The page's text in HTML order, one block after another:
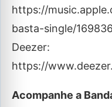
https://
basta-single/
Deezer:
https://
Acompanhe a